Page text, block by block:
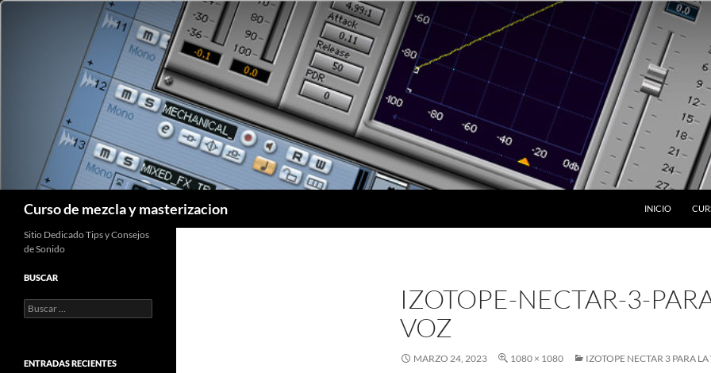
Saltar
Curso de mezcla y masterizacion INICIO
IZOTOPE-NECTAR-3-
VOZ
MARZO 24, 2023 1080 × 1080 IZOTOPE NECTAR 3 PARA
Sitio Dedicado Tips y Consejos
de Sonido
BUSCAR
Buscar:
ENTRADAS RECIENTES